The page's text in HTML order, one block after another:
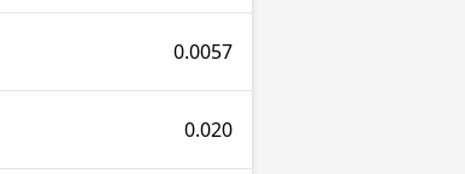
0.0057
0.020